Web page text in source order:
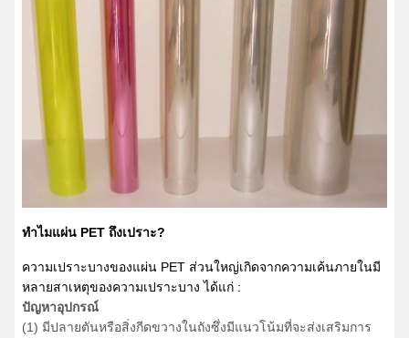
ทำไมแผ่น PET ถึงเปราะ?
ความเปราะบางของแผ่น PET ส่วนใหญ่เกิดจากความเค้นภายในมี
หลายสาเหตุของความเปราะบาง ได้แก่ :
ปัญหาอุปกรณ์
(1) มีปลายตันหรือสิ่งกีดขวางในถังซึ่งมีแนวโน้มที่จะส่งเสริมการ